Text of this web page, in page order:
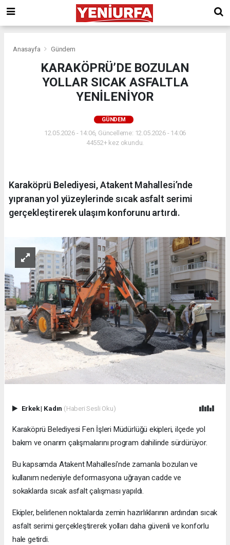
Anasayfa Gündem
KARAKÖPRÜ’DE BOZULAN
YOLLAR SICAK ASFALTLA
YENİLENİYOR
GÜNDEM
12.05.2026 - 14:06, Güncelleme: 12.05.2026 - 14:06
44552+ kez okundu.
Karaköprü Belediyesi, Atakent Mahallesi’nde
yıpranan yol yüzeylerinde sıcak asfalt serimi
gerçekleştirerek ulaşım konforunu artırdı.
Erkek| Kadın (Haberi Sesli Oku)
Karaköprü Belediyesi Fen İşleri Müdürlüğü ekipleri, ilçede yol
bakım ve onarım çalışmalarını program dahilinde sürdürüyor.
Bu kapsamda Atakent Mahallesi’nde zamanla bozulan ve
kullanım nedeniyle deformasyona uğrayan cadde ve
sokaklarda sıcak asfalt çalışması yapıldı.
Ekipler, belirlenen noktalarda zemin hazırlıklarının ardından sıcak
asfalt serimi gerçekleştirerek yolları daha güvenli ve konforlu
hale getirdi.